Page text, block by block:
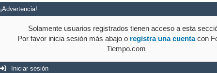
¡Advertencia!
Solamente usuarios registrados tienen acceso a esta
Por favor inicia sesión más abajo o registra una cuentacon
Tiempo.com
Iniciar sesión